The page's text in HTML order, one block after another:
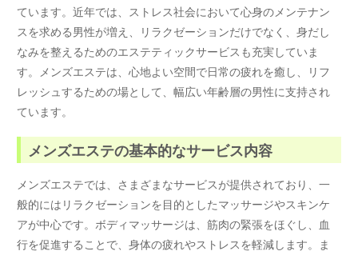
ています。近年では、ストレス社会において心身のメンテナン
スを求める男性が増え、リラクゼーションだけでなく、身だし
なみを整えるためのエステティックサービスも充実していま
す。メンズエステは、心地よい空間で日常の疲れを癒し、リフ
レッシュするための場として、幅広い年齢層の男性に支持され
ています。
メンズエステの基本的なサービス内容
メンズエステでは、さまざまなサービスが提供されており、一
般的にはリラクゼーションを目的としたマッサージやスキンケ
アが中心です。ボディマッサージは、筋肉の緊張をほぐし、血
行を促進することで、身体の疲れやストレスを軽減します。ま